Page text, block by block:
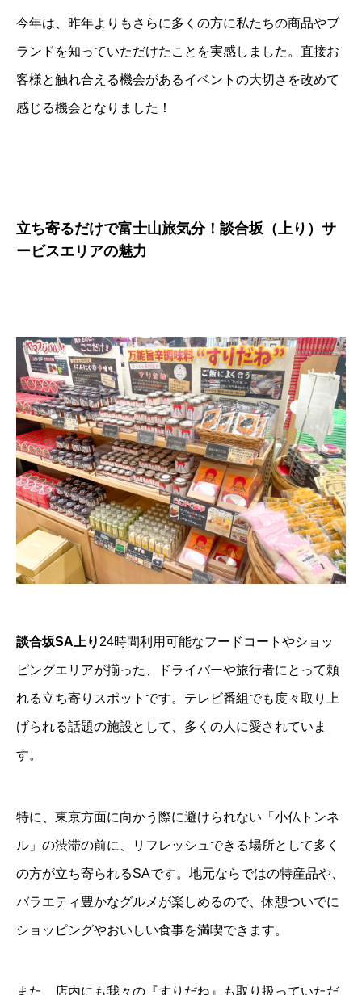
今年は、昨年よりもさらに多くの方に私たちの商品やブ
ランドを知っていただけたことを実感しました。直接お
客様と触れ合える機会があるイベントの大切さを改めて
感じる機会となりました！
立ち寄るだけで富士山旅気分！談合坂（上り）サ
ービスエリアの魅力
談合坂SA上り 24時間利用可能なフードコートやショッ
ピングエリアが揃った、ドライバーや旅行者にとって頼
れる立ち寄りスポットです。テレビ番組でも度々取り上
げられる話題の施設として、多くの人に愛されていま
す。
特に、東京方面に向かう際に避けられない「小仏トンネ
ル」の渋滞の前に、リフレッシュできる場所として多く
の方が立ち寄られるSAです。地元ならではの特産品や、
バラエティ豊かなグルメが楽しめるので、休憩ついでに
ショッピングやおいしい食事を満喫できます。
また、店内にも我々の『すりだね』も取り扱っていただ